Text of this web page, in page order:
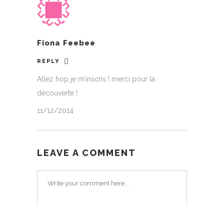
Fiona Feebee
REPLY
Allez hop je m’inscris ! merci pour la
découverte !
11/12/2014
LEAVE A COMMENT